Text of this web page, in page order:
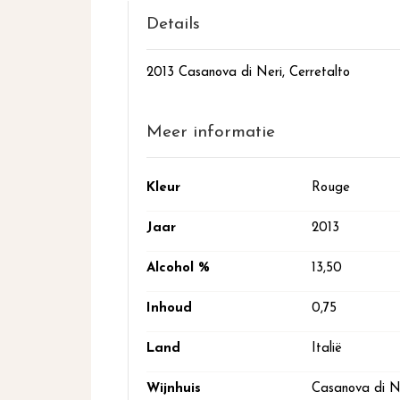
het
afbeeldingen-
Details
2013 Casanova di Neri, Cerretalto
Meer informatie
Meer
Kleur Rouge
Jaar 2013
Alcohol % 13,50
Inhoud 0,75
Land Italië
Wijnhuis Casanova di